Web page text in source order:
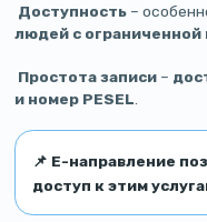
Доступность –
людей с
Простота записи –
и номер PESEL
📌 Е-направление
доступ к этим